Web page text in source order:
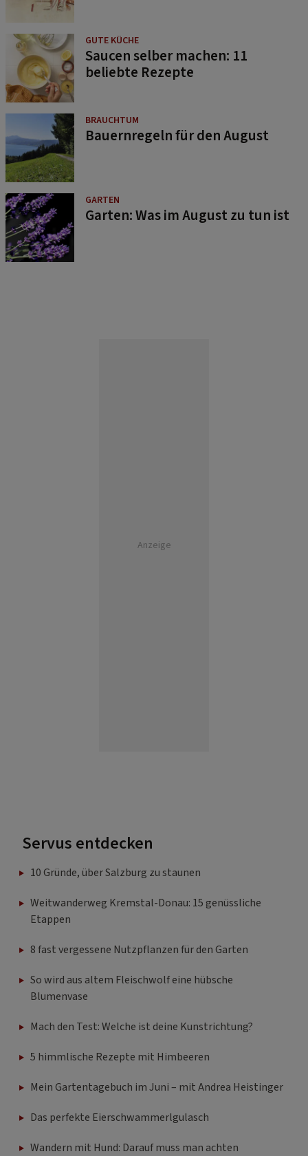
GUTE KÜCHE
Saucen selber machen: 11
beliebte Rezepte
BRAUCHTUM
Bauernregeln für den August
GARTEN
Garten: Was im August zu tun ist
Anzeige
Servus entdecken
10 Gründe, über Salzburg zu staunen
Weitwanderweg Kremstal-Donau: 15 genüssliche
Etappen
8 fast vergessene Nutzpflanzen für den Garten
So wird aus altem Fleischwolf eine hübsche
Blumenvase
Mach den Test: Welche ist deine Kunstrichtung?
5 himmlische Rezepte mit Himbeeren
Mein Gartentagebuch im Juni – mit Andrea Heistinger
Das perfekte Eierschwammerlgulasch
Wandern mit Hund: Darauf muss man achten